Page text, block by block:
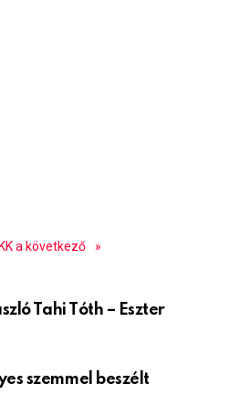
a következő »
Tahi Tóth – Eszter
szemmel beszélt